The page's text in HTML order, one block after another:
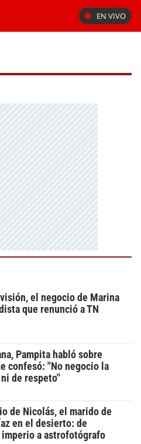
EN VIVO
el negocio de Marina
que renunció a TN
Pampita habló sobre
confesó: "No negocio la
de respeto"
de Nicolás, el marido de
en el desierto: de
imperio a astrofotógrafo